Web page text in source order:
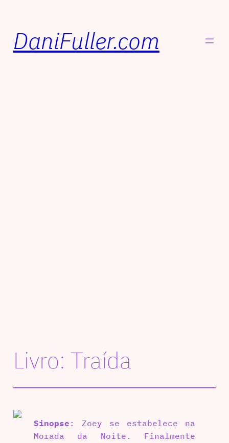
DaniFuller.com
Livro: Traída
Sinopse : Zoey se estabelece na
Morada da Noite. Finalmente